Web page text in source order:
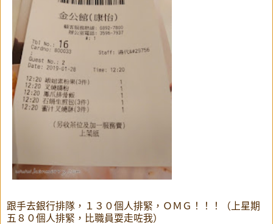
跟手去銀行排隊，１３０個人排緊，ＯＭＧ！！！（上星期
五８０個人排緊，比職員耍走咗我）